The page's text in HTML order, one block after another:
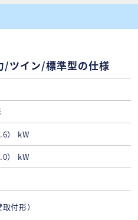
ツイン/標準型の仕様
） kW
） kW
付形）